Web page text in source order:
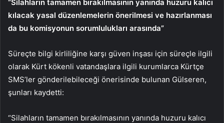
“Silahların tamamen bırakılmasının yanında huzuru kalıcı
kılacak yasal düzenlemelerin önerilmesi ve hazırlanması
da bu komisyonun sorumlulukları arasında”
Süreçte bilgi kirliliğine karşı güven inşası için süreçle ilgili
olarak Kürt kökenli vatandaşlara ilgili kurumlarca Kürtçe
SMS’ler gönderilebileceği önerisinde bulunan Gülseren,
şunları kaydetti:
“Silahların tamamen bırakılmasının yanında huzuru kalıcı